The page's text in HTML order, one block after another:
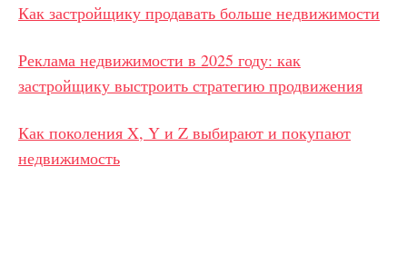
Как застройщику продавать больше недвижимости
Реклама недвижимости в 2025 году: как
застройщику выстроить стратегию продвижения
Как поколения X, Y и Z выбирают и покупают
недвижимость